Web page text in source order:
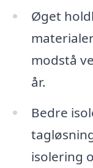
Øget
modstå
år.
Bedre
isolering